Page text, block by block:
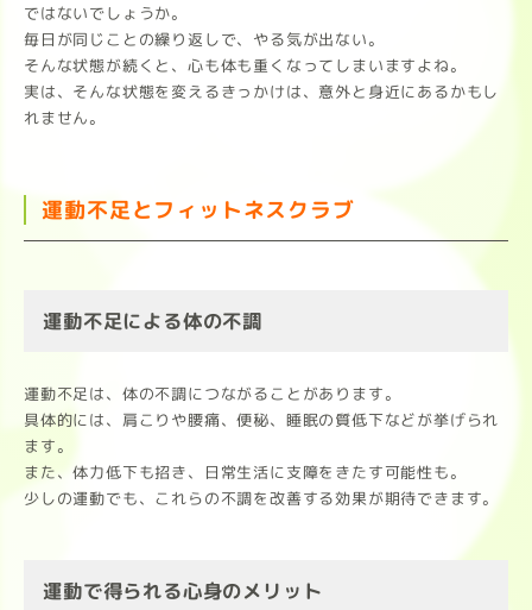
ではないでしょうか。
毎日が同じことの繰り返しで、やる気が出ない。
そんな状態が続くと、心も体も重くなってしまいますよね。
実は、そんな状態を変えるきっかけは、意外と身近にあるかもし
れません。
運動不足とフィットネスクラブ
運動不足による体の不調
運動不足は、体の不調につながることがあります。
具体的には、肩こりや腰痛、便秘、睡眠の質低下などが挙げられ
ます。
また、体力低下も招き、日常生活に支障をきたす可能性も。
少しの運動でも、これらの不調を改善する効果が期待できます。
運動で得られる心身のメリット